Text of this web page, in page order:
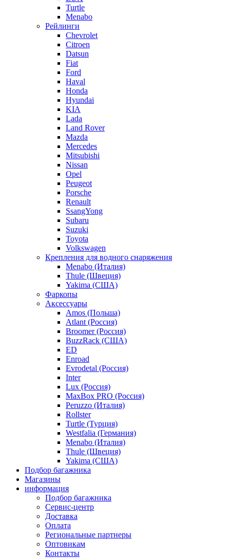
Turtle
Menabo
Рейлинги
Chevrolet
Citroen
Datsun
Fiat
Ford
Haval
Honda
Hyundai
KIA
Lada
Land Rover
Mazda
Mercedes
Mitsubishi
Nissan
Opel
Peugeot
Porsche
Renault
SsangYong
Subaru
Suzuki
Toyota
Volkswagen
Крепления для водного снаряжения
Menabo (Италия)
Thule (Швеция)
Yakima (США)
Фаркопы
Аксессуары
Amos (Польша)
Atlant (Россия)
Broomer (Россия)
BuzzRack (США)
ED
Enroad
Evrodetal (Россия)
Inter
Lux (Россия)
MaxBox PRO (Россия)
Peruzzo (Италия)
Rollster
Turtle (Турция)
Westfalia (Германия)
Menabo (Италия)
Thule (Швеция)
Yakima (США)
Подбор багажника
Магазины
информация
Подбор багажника
Сервис-центр
Доставка
Оплата
Региональные партнеры
Оптовикам
Контакты